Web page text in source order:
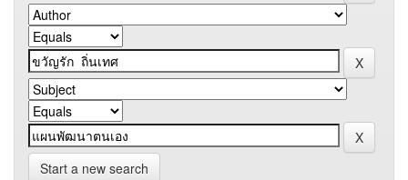
Start a new search